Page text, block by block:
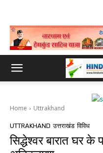
Home Uttrakhand
UTTRAKHAND उत्तराखंड विविध
सिद्धेश्वर बारात घर